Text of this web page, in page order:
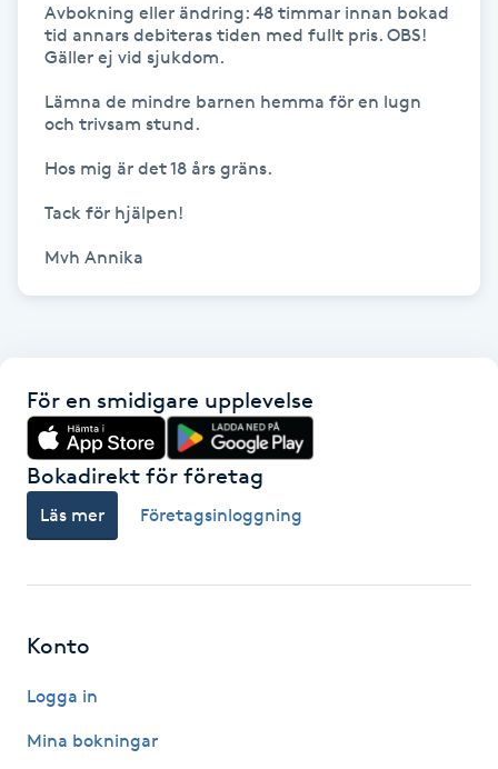
Hatha Yoga
Herrklippning
Hot Stone Massage
Hot yoga
Hudföryngring
Huduppstramning
Hudvård
Hyaluronsyra
Avbokning eller ändring: 48 timmar innan bokad
tid annars debiteras tiden med fullt pris. OBS!
Gäller ej vid sjukdom.
Lämna de mindre barnen hemma för en lugn
och trivsam stund.
Hos mig är det 18 års gräns.
Tack för hjälpen!
Mvh Annika
För en smidigare upplevelse
Bokadirekt för företag
Läs mer Företagsinloggning
Konto
Logga in
Mina bokningar